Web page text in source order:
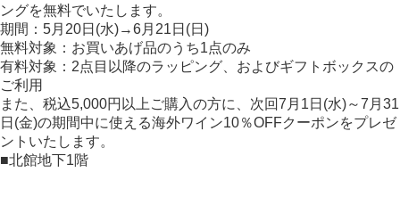
ングを無料でいたします。
期間：5月20日(水)→6月21日(日)
無料対象：お買いあげ品のうち1点のみ
有料対象：2点目以降のラッピング、およびギフトボックスの
ご利用
また、税込5,000円以上ご購入の方に、次回7月1日(水)～7月31
日(金)の期間中に使える海外ワイン10％OFFクーポンをプレゼ
ントいたします。
■北館地下1階